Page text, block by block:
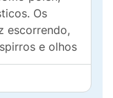
Os
escorrendo,
e olhos
Nasal?